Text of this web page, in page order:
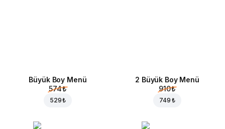
Büyük Boy Menü
574 ₺
529 ₺
2 Büyük Boy Menü
910 ₺
749 ₺